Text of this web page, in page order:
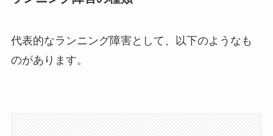
代表的なランニング障害として、以下のようなも
のがあります。